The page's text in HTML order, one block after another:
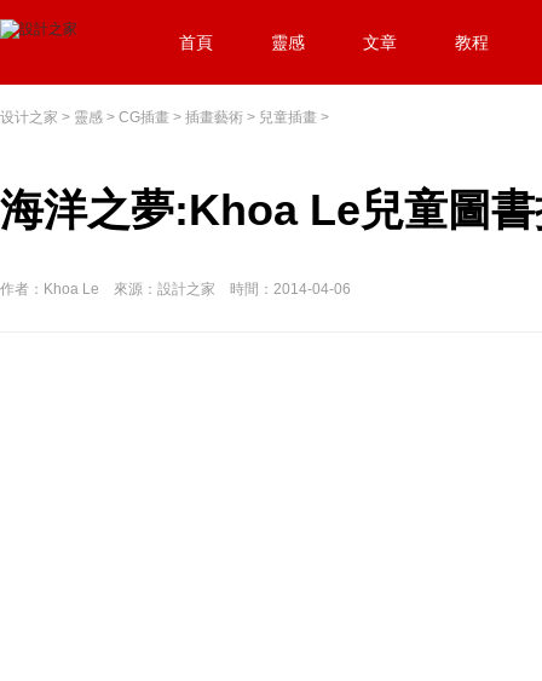
首頁 靈感 文章 教程
设计之家 > 靈感 > CG插畫 > 插畫藝術 > 兒童插畫 >
海洋之夢:Khoa Le兒童圖
作者：Khoa Le 來源：設計之家 時間：2014-04-06